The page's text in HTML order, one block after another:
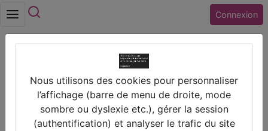
Connexion
Vidéos
Filtres
Types
Nous utilisons des cookies pour personnaliser
l’affichage (barre de menu de droite, mode
sombre ou dyslexie etc.), gérer la session
(authentification) et analyser le trafic du site